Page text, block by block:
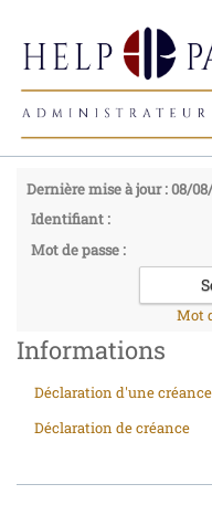
Dernière mise à jour : 08/
Identifiant :
Mot de passe :
Mot
Informations
Déclaration d'une créance
Déclaration de créance